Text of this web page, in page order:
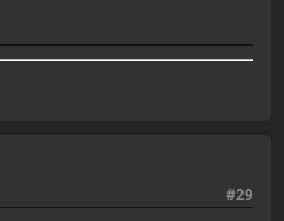
#29